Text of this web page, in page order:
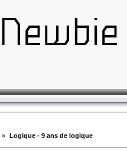
» Logique - 9 ans de logique